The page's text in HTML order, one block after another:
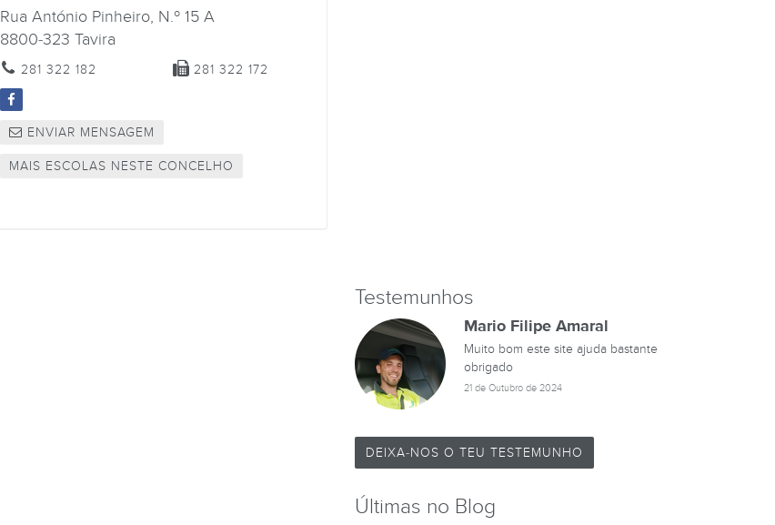
Rua António Pinheiro, N.º 15 A
8800-323 Tavira
281 322 182 281 322 172
ENVIAR MENSAGEM
MAIS ESCOLAS NESTE CONCELHO
Testemunhos
Mario Filipe Amaral
Muito bom este site ajuda bastante
obrigado
21 de Outubro de 2024
DEIXA-NOS O TEU TESTEMUNHO
Últimas no Blog